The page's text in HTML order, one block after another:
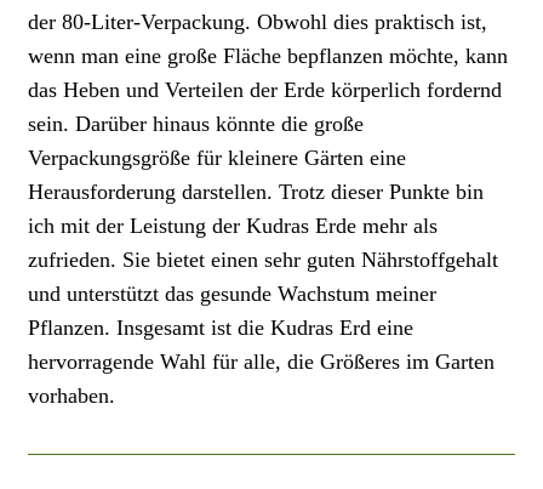
der 80-Liter-Verpackung. Obwohl dies praktisch ist,
wenn man eine große Fläche bepflanzen möchte, kann
das Heben und Verteilen der Erde körperlich fordernd
sein. Darüber hinaus könnte die große
Verpackungsgröße für kleinere Gärten eine
Herausforderung darstellen. Trotz dieser Punkte bin
ich mit der Leistung der Kudras Erde mehr als
zufrieden. Sie bietet einen sehr guten Nährstoffgehalt
und unterstützt das gesunde Wachstum meiner
Pflanzen. Insgesamt ist die Kudras Erd eine
hervorragende Wahl für alle, die Größeres im Garten
vorhaben.